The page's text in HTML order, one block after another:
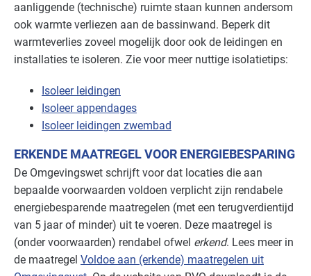
aanliggende (technische) ruimte staan kunnen andersom
ook warmte verliezen aan de bassinwand. Beperk dit
warmteverlies zoveel mogelijk door ook de leidingen en
installaties te isoleren. Zie voor meer nuttige isolatietips:
Isoleer leidingen
Isoleer appendages
Isoleer leidingen zwembad
ERKENDE MAATREGEL VOOR ENERGIEBESPARING
De Omgevingswet schrijft voor dat locaties die aan
bepaalde voorwaarden voldoen verplicht zijn rendabele
energiebesparende maatregelen (met een terugverdientijd
van 5 jaar of minder) uit te voeren. Deze maatregel is
(onder voorwaarden) rendabel ofwel erkend. Lees meer in
de maatregel Voldoe aan (erkende) maatregelen uit